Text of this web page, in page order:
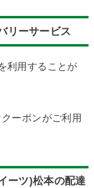
リーサービス
利用することが
ーポンがご利用
ーツ)松本の配達